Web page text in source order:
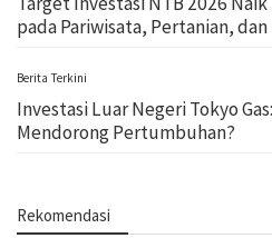
pada Pariwisata, Pertanian, dan
Berita Terkini
Investasi Luar Negeri Tokyo
Mendorong Pertumbuhan?
Rekomendasi